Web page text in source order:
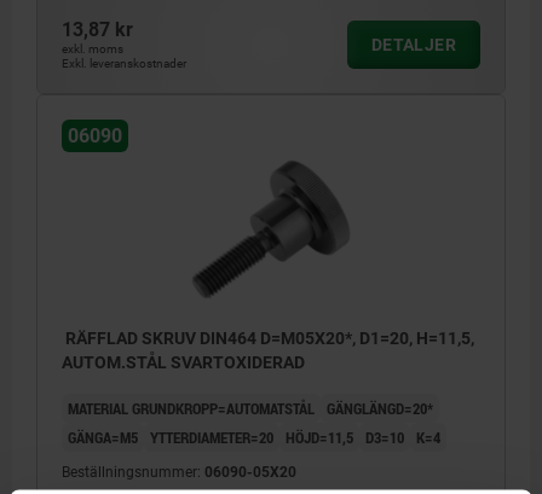
13,87 kr
exkl. moms
Exkl. leveranskostnader
DETALJER
06090
RÄFFLAD SKRUV DIN464 D=M05X20*, D1=20, H=11,5,
AUTOM.STÅL SVARTOXIDERAD
MATERIAL GRUNDKROPP=AUTOMATSTÅL
GÄNGLÄNGD=20*
GÄNGA=M5 YTTERDIAMETER=20 HÖJD=11,5 D3=10 K=4
Beställningsnummer: 06090-05X20